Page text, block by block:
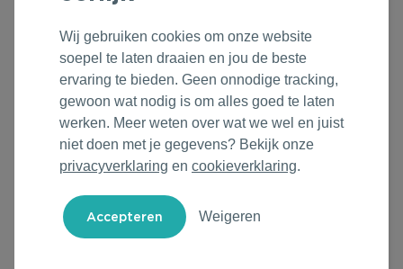
Technologie & Gadgets
Home & Living
Duurzame Bestsellers
Daarom Duurzaam
Oranjefeest
Vakantie & Zomer
Back to Routine
Herfstmomenten
Sinterklaas
Roll'Eat
Samsonite
Stanley/Stella
Tony's Chocolonely
Wij gebruiken cookies om onze website
soepel te laten draaien en jou de beste
ervaring te bieden. Geen onnodige tracking,
gewoon wat nodig is om alles goed te laten
werken. Meer weten over wat we wel en juist
niet doen met je gegevens? Bekijk onze
privacyverklaring en cookieverklaring.
Weigeren